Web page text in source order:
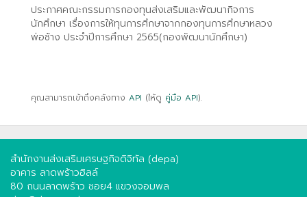
ประกาศคณะกรรมการกองทุนส่งเสริมและพัฒนากิจการ
นักศึกษา เรื่องการให้ทุนการศึกษาจากกองทุนการศึกษาหลวง
พ่อช้าง ประจำปีการศึกษา 2565(กองพัฒนานักศึกษา)
คุณสามารถเข้าถึงคลังทาง API (ให้ดู คู่มือ API).
สำนักงานส่งเสริมเศรษฐกิจดิจิทัล (depa)
อาคาร ลาดพร้าวฮิลล์
80 ถนนลาดพร้าว ซอย4 แขวงจอมพล